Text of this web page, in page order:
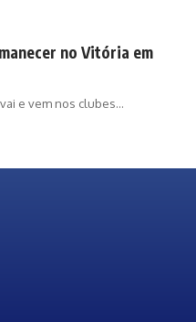
no Vitória em
e vem nos clubes…